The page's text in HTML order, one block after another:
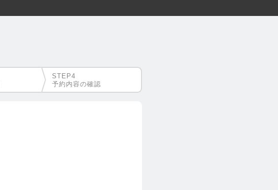
予約内容の確認